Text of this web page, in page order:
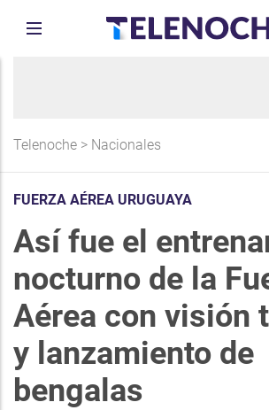
Telenoche > Nacionales
FUERZA AÉREA URUGUAYA
Así fue el
nocturno de la
Aérea con visión
y lanzamiento de
bengalas